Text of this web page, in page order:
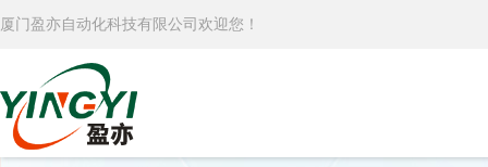
厦门盈亦自动化科技有限公司欢迎您！